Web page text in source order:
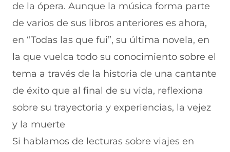
de la ópera. Aunque la música forma parte
de varios de sus libros anteriores es ahora,
en “Todas las que fui”, su última novela, en
la que vuelca todo su conocimiento sobre el
tema a través de la historia de una cantante
de éxito que al final de su vida, reflexiona
sobre su trayectoria y experiencias, la vejez
y la muerte
Si hablamos de lecturas sobre viajes en